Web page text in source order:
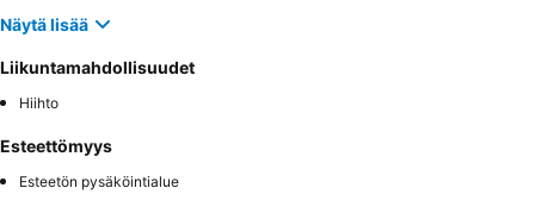
Näytä lisää
Liikuntamahdollisuudet
Hiihto
Esteettömyys
Esteetön pysäköintialue